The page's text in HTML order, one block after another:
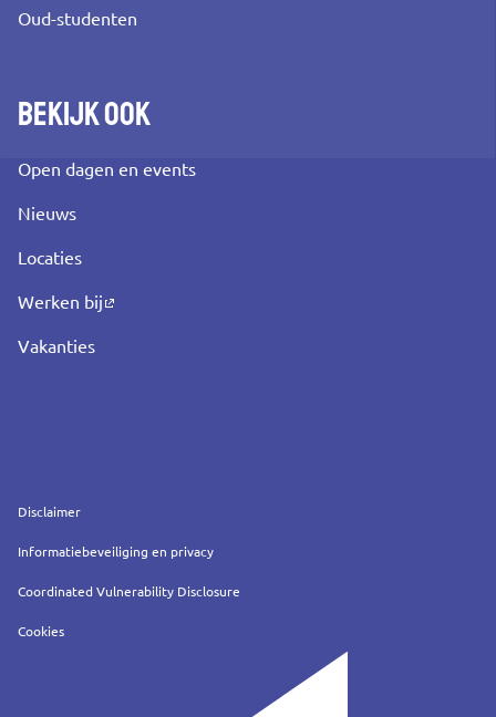
Oud-studenten
Bekijk ook
Open dagen en events
Nieuws
Locaties
Werken bij
Vakanties
Service
Disclaimer
Informatiebeveiliging en privacy
Coordinated Vulnerability Disclosure
Cookies